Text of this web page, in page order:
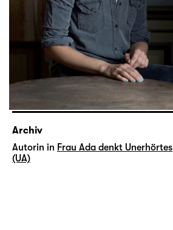
Archiv
Autorin in Frau Ada denkt Unerhörtes
(UA)